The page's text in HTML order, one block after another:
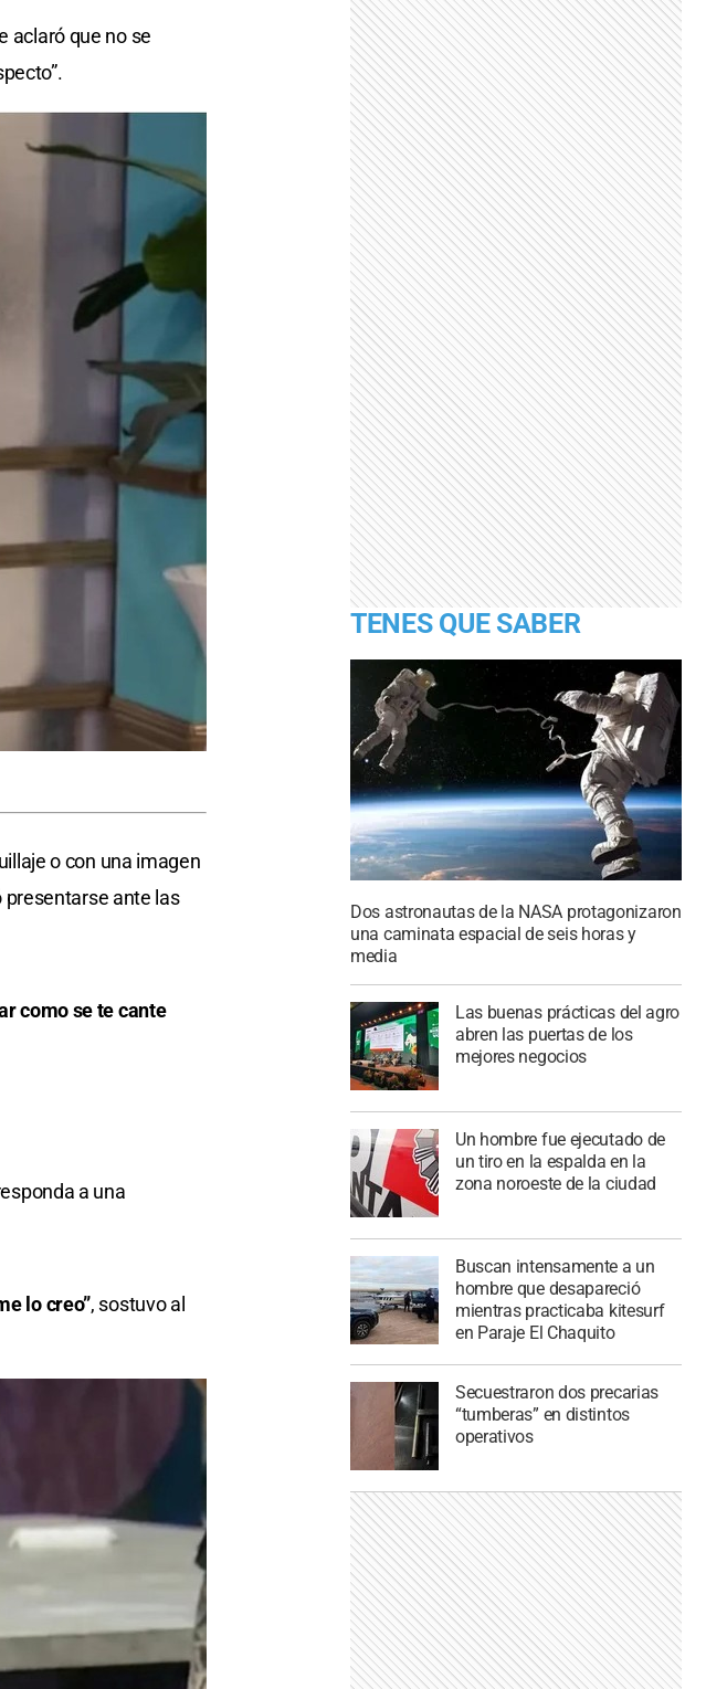
aclaró que no se
o con una imagen
presentarse ante las
como se te cante
a una
lo creo”, sostuvo al
TENES QUE SABER
Dos astronautas de la NASA protagonizaron
una caminata espacial de seis horas y
media
Las buenas prácticas del agro
abren las puertas de los
mejores negocios
Un hombre fue ejecutado de
un tiro en la espalda en la
zona noroeste de la ciudad
Buscan intensamente a un
hombre que desapareció
mientras practicaba kitesurf
en Paraje El Chaquito
Secuestraron dos precarias
“tumberas” en distintos
operativos